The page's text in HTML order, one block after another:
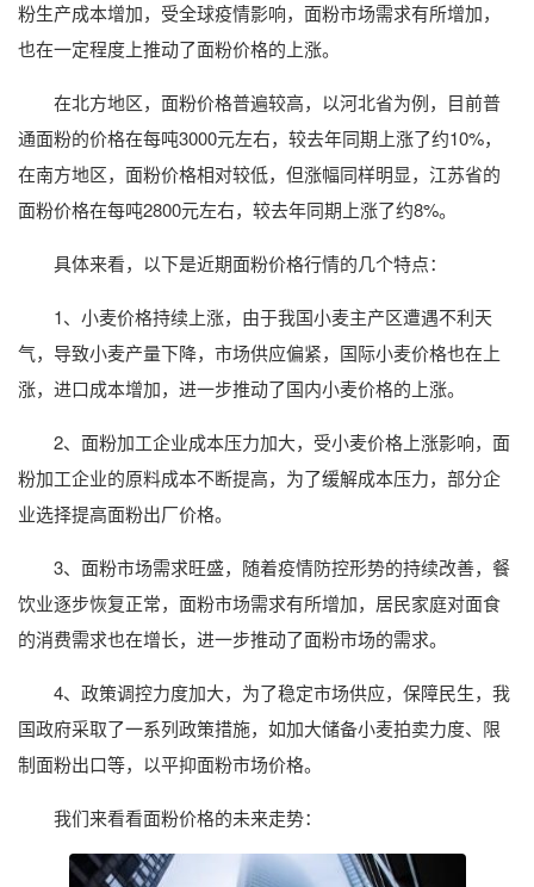
粉生产成本增加，受全球疫情影响，面粉市场需求有所增加，
也在一定程度上推动了面粉价格的上涨。
在北方地区，面粉价格普遍较高，以河北省为例，目前普
通面粉的价格在每吨3000元左右，较去年同期上涨了约10%，
在南方地区，面粉价格相对较低，但涨幅同样明显，江苏省的
面粉价格在每吨2800元左右，较去年同期上涨了约8%。
具体来看，以下是近期面粉价格行情的几个特点：
1、小麦价格持续上涨，由于我国小麦主产区遭遇不利天
气，导致小麦产量下降，市场供应偏紧，国际小麦价格也在上
涨，进口成本增加，进一步推动了国内小麦价格的上涨。
2、面粉加工企业成本压力加大，受小麦价格上涨影响，面
粉加工企业的原料成本不断提高，为了缓解成本压力，部分企
业选择提高面粉出厂价格。
3、面粉市场需求旺盛，随着疫情防控形势的持续改善，餐
饮业逐步恢复正常，面粉市场需求有所增加，居民家庭对面食
的消费需求也在增长，进一步推动了面粉市场的需求。
4、政策调控力度加大，为了稳定市场供应，保障民生，我
国政府采取了一系列政策措施，如加大储备小麦拍卖力度、限
制面粉出口等，以平抑面粉市场价格。
我们来看看面粉价格的未来走势：